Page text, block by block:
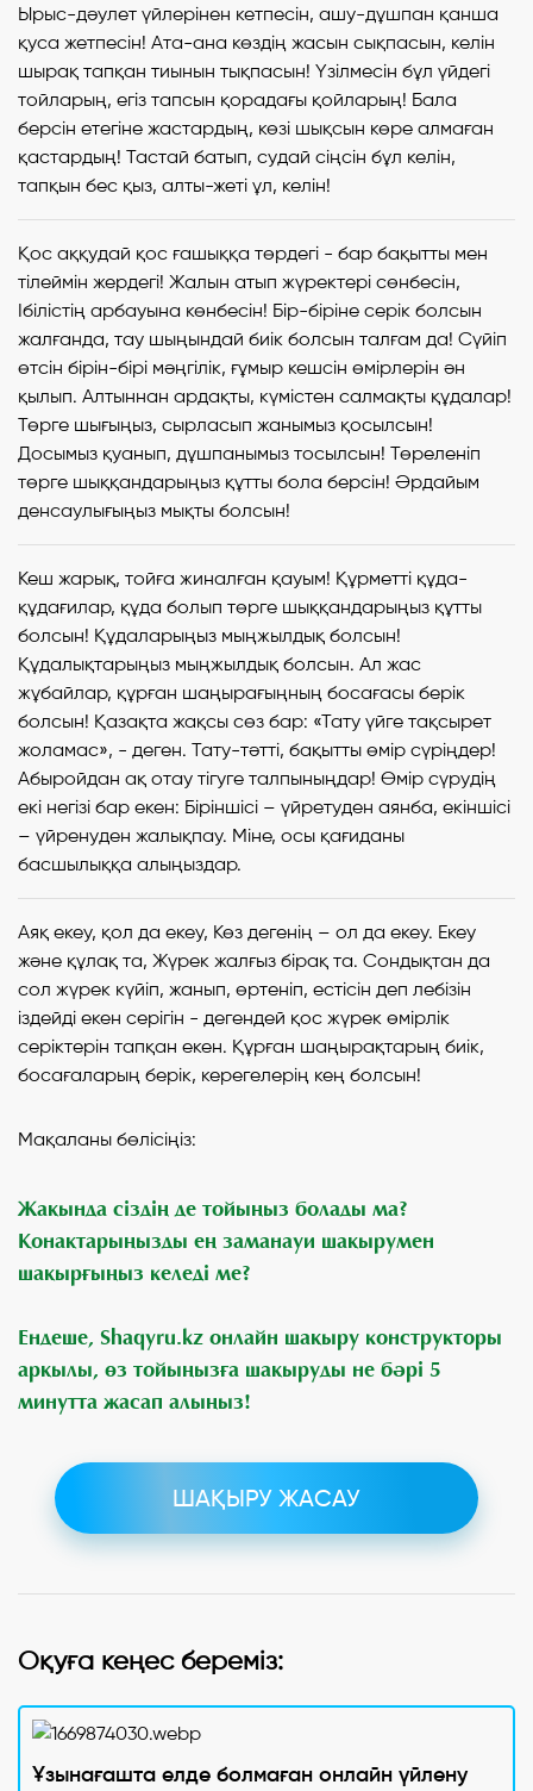
Ырыс-дәулет үйлерінен кетпесін, ашу-дұшпан қанша
қуса жетпесін! Ата-ана көздің жасын сықпасын, келін
шырақ тапқан тиынын тықпасын! Үзілмесін бұл үйдегі
тойларың, егіз тапсын қорадағы қойларың! Бала
берсін етегіне жастардың, көзі шықсын көре алмаған
қастардың! Тастай батып, судай сіңсін бұл келін,
тапқын бес қыз, алты-жеті ұл, келін!
Қос аққудай қос ғашыққа төрдегі - бар бақытты мен
тілеймін жердегі! Жалын атып жүректері сөнбесін,
Ібілістің арбауына көнбесін! Бір-біріне серік болсын
жалғанда, тау шыңындай биік болсын талғам да! Сүйіп
өтсін бірін-бірі мәңгілік, ғұмыр кешсін өмірлерін ән
қылып. Алтыннан ардақты, күмістен салмақты құдалар!
Төрге шығыңыз, сырласып жанымыз қосылсын!
Досымыз қуанып, дұшпанымыз тосылсын! Төреленіп
төрге шыққандарыңыз құтты бола берсін! Әрдайым
денсаулығыңыз мықты болсын!
Кеш жарық, тойға жиналған қауым! Құрметті құда-
құдағилар, құда болып төрге шыққандарыңыз құтты
болсын! Құдаларыңыз мыңжылдық болсын!
Құдалықтарыңыз мыңжылдық болсын. Ал жас
жұбайлар, құрған шаңырағыңның босағасы берік
болсын! Қазақта жақсы сөз бар: «Тату үйге тақсырет
жоламас», - деген. Тату-тәтті, бақытты өмір сүріңдер!
Абыройдан ақ отау тігуге талпыныңдар! Өмір сүрудің
екі негізі бар екен: Біріншісі – үйретуден аянба, екіншісі
– үйренуден жалықпау. Міне, осы қағиданы
басшылыққа алыңыздар.
Аяқ екеу, қол да екеу, Көз дегенің – ол да екеу. Екеу
және құлақ та, Жүрек жалғыз бірақ та. Сондықтан да
сол жүрек күйіп, жанып, өртеніп, естісін деп лебізін
іздейді екен серігін - дегендей қос жүрек өмірлік
серіктерін тапқан екен. Құрған шаңырақтарың биік,
босағаларың берік, керегелерің кең болсын!
Мақаланы бөлісіңіз:
Жақында сіздің де тойыңыз болады ма?
Қонақтарыңызды ең заманауи шақырумен
шақырғыңыз келеді ме?
Ендеше, Shaqyru.kz онлайн шақыру конструкторы
арқылы, өз тойыңызға шақыруды не бәрі 5
минутта жасап алыңыз!
ШАҚЫРУ ЖАСАУ
Оқуға кеңес береміз:
Ұзынағашта елде болмаған онлайн үйлену